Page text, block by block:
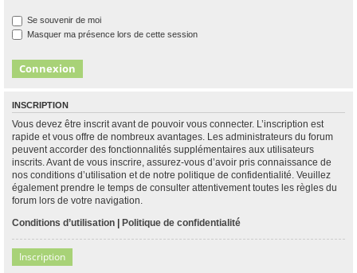
Se souvenir de moi
Masquer ma présence lors de cette session
INSCRIPTION
Vous devez être inscrit avant de pouvoir vous connecter. L’inscription est
rapide et vous offre de nombreux avantages. Les administrateurs du forum
peuvent accorder des fonctionnalités supplémentaires aux utilisateurs
inscrits. Avant de vous inscrire, assurez-vous d’avoir pris connaissance de
nos conditions d’utilisation et de notre politique de confidentialité. Veuillez
également prendre le temps de consulter attentivement toutes les règles du
forum lors de votre navigation.
Conditions d’utilisation | Politique de confidentialité
Inscription